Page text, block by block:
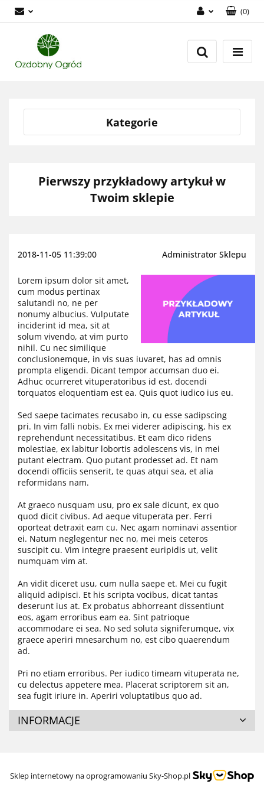
Zaloguj się
Zarejestruj się
(0)
Kategorie
Pierwszy przykładowy artykuł w
Twoim sklepie
2018-11-05 11:39:00 Administrator Sklepu
Lorem ipsum dolor sit amet,
cum modus pertinax
salutandi no, ne per
nonumy albucius. Vulputate
inciderint id mea, sit at
solum vivendo, at vim purto
nihil. Cu nec similique
conclusionemque, in vis suas iuvaret, has ad omnis
prompta eligendi. Dicant tempor accumsan duo ei.
Adhuc ocurreret vituperatoribus id est, docendi
torquatos eloquentiam est ea. Quis quot iudico ius eu.
Sed saepe tacimates recusabo in, cu esse sadipscing
pri. In vim falli nobis. Ex mei viderer adipiscing, his ex
reprehendunt necessitatibus. Et eam dico ridens
molestiae, ex labitur lobortis adolescens vis, in mei
putant electram. Quo putant prodesset ad. Et nam
docendi officiis senserit, te quas atqui sea, et alia
reformidans nam.
At graeco nusquam usu, pro ex sale dicunt, ex quo
quod dicit civibus. Ad aeque vituperata per. Ferri
oporteat detraxit eam cu. Nec agam nominavi assentior
ei. Natum neglegentur nec no, mei meis ceteros
suscipit cu. Vim integre praesent euripidis ut, velit
numquam vim at.
An vidit diceret usu, cum nulla saepe et. Mei cu fugit
aliquid adipisci. Et his scripta vocibus, dicat tantas
deserunt ius at. Ex probatus abhorreant dissentiunt
eos, agam erroribus eam ea. Sint patrioque
accommodare ei sea. No sed soluta signiferumque, vix
graece aperiri mnesarchum no, est cibo quaerendum
ad.
Pri no etiam erroribus. Per iudico timeam vituperata ne,
cu delectus appetere mea. Placerat scriptorem sit an,
sea fugit iriure in. Aperiri voluptatibus quo ad.
INFORMACJE
Sklep internetowy na oprogramowaniu Sky-Shop.pl